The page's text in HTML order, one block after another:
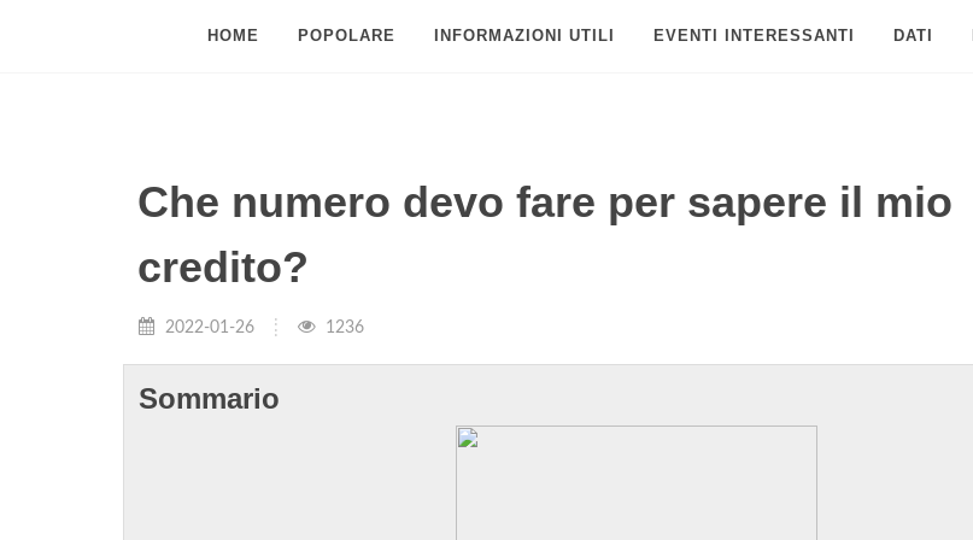
HOME POPOLARE INFORMAZIONI UTILI EVENTI INTERESSANTI DATI
Che numero devo fare per sapere il mio
credito?
2022-01-26 1236
Sommario